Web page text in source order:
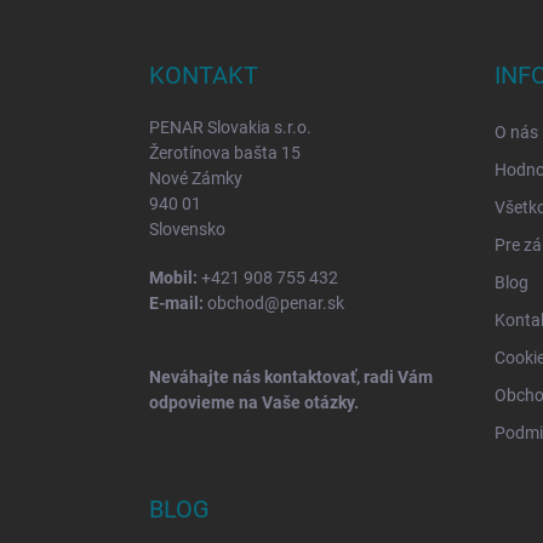
KONTAKT
PENAR Slovakia s.r.o.
Žerotínova bašta 15
Nové Zámky
940 01
Slovensko
Mobil: +421 908 755 432
E-mail: obchod@penar.sk
Neváhajte nás kontaktovať, radi Vám
odpovieme na Vaše otázky.
O nás
Pre
Blog
BLOG